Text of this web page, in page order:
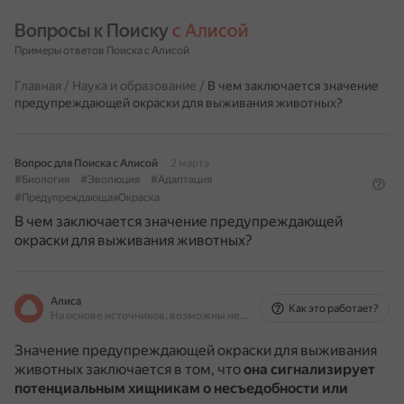
Вопросы к Поиску с Алисой
Примеры ответов Поиска с Алисой
Главная / Наука и образование / В чем заключается значение
предупреждающей окраски для выживания животных?
Вопрос для Поиска с Алисой
2 марта
#Биология
#Эволюция
#Адаптация
#ПредупреждающаяОкраска
В чем заключается значение предупреждающей
окраски для выживания животных?
Алиса
На основе источников, возможны неточности
Как это работает?
Значение предупреждающей окраски для выживания
животных заключается в том, чтоона сигнализирует
потенциальным хищникам о несъедобности или